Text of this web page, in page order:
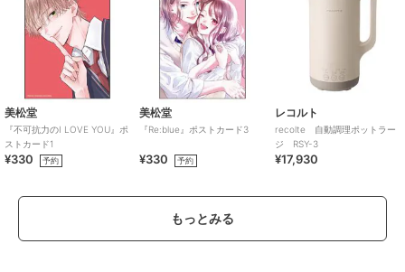
美松堂
『不可抗力のI LOVE YOU』ポ
ストカード1
¥330 予約
美松堂
『Re:blue』ポストカード3
¥330 予約
レコルト
recolte 自動調理ポットラー
ジ RSY-3
¥17,930
もっとみる